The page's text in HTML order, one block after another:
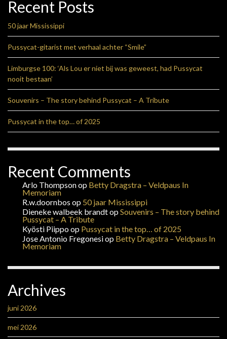
Recent Posts
50 jaar Mississippi
Pussycat-gitarist met verhaal achter “Smile”
Limburgse 100: ‘Als Lou er niet bij was geweest, had Pussycat
nooit bestaan’
Souvenirs – The story behind Pussycat – A Tribute
Pussycat in the top… of 2025
Recent Comments
Arlo Thompsonop Betty Dragstra – Veldpaus In
Memoriam
R.w.doornbos op 50 jaar Mississippi
Dieneke walbeek brandtopSouvenirs – The story behind
Pussycat – A Tribute
Kyösti Piippoop Pussycat in the top… of 2025
Jose Antonio Fregonesiop Betty Dragstra – Veldpaus In
Memoriam
Archives
juni 2026
mei 2026